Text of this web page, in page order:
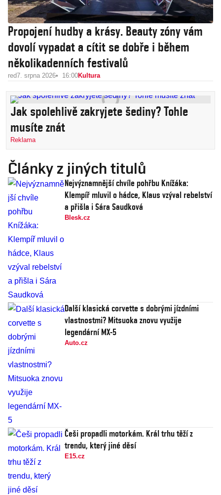
Propojení hudby a krásy. Beauty zóny vám
dovolí vypadat a cítit se dobře i během
několikadenních festivalů
red7. srpna 2026 16:00Kultura
Jak spolehlivě zakryjete šediny? Tohle
musíte znát
Reklama
Články z jiných titulů
Nejvýznamnější chvíle pohřbu Knížáka:
Klempíř mluvil o hádce, Klaus vzýval rebelství
a přišla i Sára Saudková
Blesk.cz
Další klasická corvette s dobrými jízdními
vlastnostmi? Mitsuoka znovu využije
legendární MX-5
Auto.cz
Češi propadli motorkám. Král trhu těží z
trendu, který jiné děsí
E15.cz